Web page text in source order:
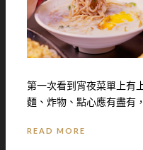
第一次看到宵夜菜單上有
麵、炸物、點心應有盡有
READ MORE